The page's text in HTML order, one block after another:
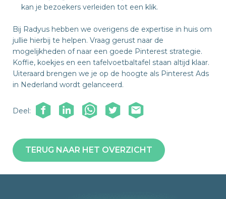
kan je bezoekers verleiden tot een klik.
Bij Radyus hebben we overigens de expertise in huis om
jullie hierbij te helpen. Vraag gerust naar de
mogelijkheden of naar een goede Pinterest strategie.
Koffie, koekjes en een tafelvoetbaltafel staan altijd klaar.
Uiteraard brengen we je op de hoogte als Pinterest Ads
in Nederland wordt gelanceerd.
Deel:
TERUG NAAR HET OVERZICHT